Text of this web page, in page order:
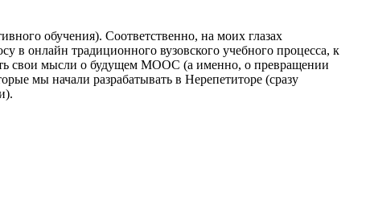
обучения). Соответственно, на моих глазах
в онлайн традиционного вузовского учебного процесса, к
свои мысли о будущем МООС (а именно, о превращении
мы начали разрабатывать в Нерепетиторе (сразу